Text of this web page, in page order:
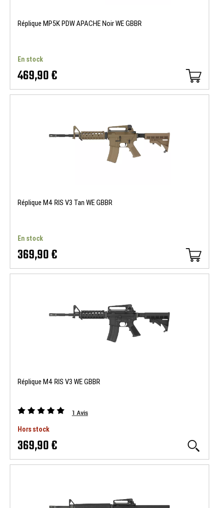
Réplique MP5K PDW APACHE Noir WE GBBR
En stock
469,90 €
Réplique M4 RIS V3 Tan WE GBBR
En stock
369,90 €
Réplique M4 RIS V3 WE GBBR
1 Avis
Hors stock
369,90 €